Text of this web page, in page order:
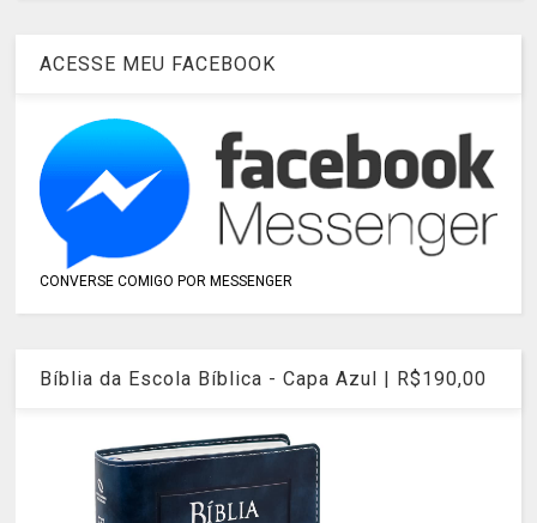
ACESSE MEU FACEBOOK
CONVERSE COMIGO POR MESSENGER
Bíblia da Escola Bíblica - Capa Azul | R$190,00